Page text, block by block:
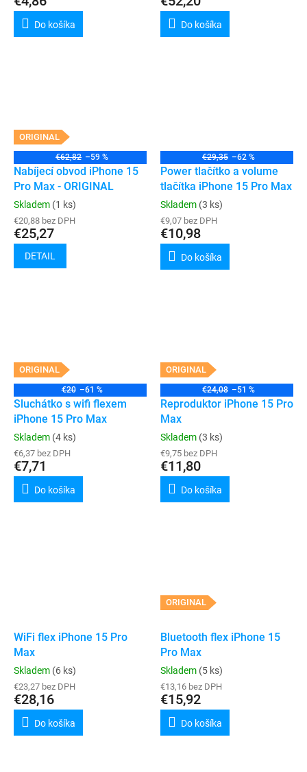
Do košíka Do košíka
ORIGINAL
€62,82 –59 %
Nabíjecí obvod iPhone 15
Pro Max - ORIGINAL
Skladem (1 ks)
€20,88 bez DPH
€25,27
DETAIL
€29,35 –62 %
Power tlačítko a volume
tlačítka iPhone 15 Pro Max
Skladem (3 ks)
€9,07 bez DPH
€10,98
Do košíka
ORIGINAL
€20 –61 %
Sluchátko s wifi flexem
iPhone 15 Pro Max
Skladem (4 ks)
€6,37 bez DPH
€7,71
Do košíka
ORIGINAL
€24,08 –51 %
Reproduktor iPhone 15 Pro
Max
Skladem (3 ks)
€9,75 bez DPH
€11,80
Do košíka
WiFi flex iPhone 15 Pro
Max
Skladem (6 ks)
€23,27 bez DPH
€28,16
Do košíka
ORIGINAL
Bluetooth flex iPhone 15
Pro Max
Skladem (5 ks)
€13,16 bez DPH
€15,92
Do košíka